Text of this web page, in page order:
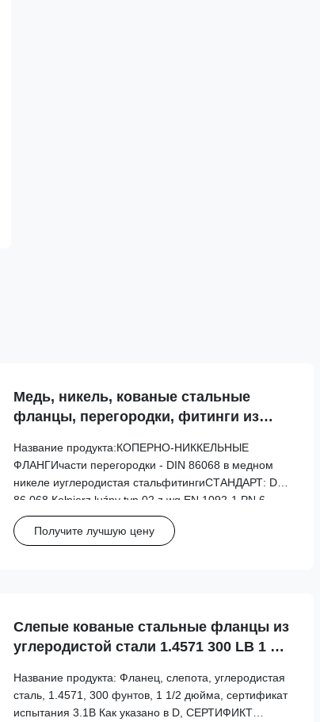
Медь, никель, кованые стальные
фланцы, перегородки, фитинги из
Название продукта:КОПЕРНО-НИККЕЛЬНЫЕ
ФЛАНГИчасти перегородки - DIN 86068 в медном
никеле иуглеродистая стальфитингиСТАНДАРТ: DIN
86 068 Коłnierz luźny typ 02 z wg EN 1092-1 PN 6
Коłnierz luźny typ 02 z wg EN 1092-1 от PN 10 до PN
25 Коłnierz płaski тип 01 EN 1092-1 от PN 10 до PN
Получите лучшую цену
Слепые кованые стальные фланцы из
углеродистой стали 1.4571 300 LB 1 1/2
+Kołnierz +zaślepiający
Название продукта: Фланец, слепота, углеродистая
сталь, 1.4571, 300 фунтов, 1 1/2 дюйма, сертификат
испытания 3.1B Как указано в D, СЕРТИФИКТ